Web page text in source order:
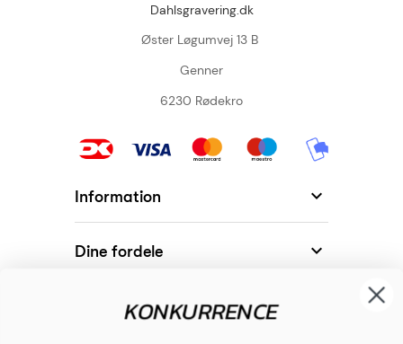
Dahlsgravering.dk
Øster Løgumvej 13 B
Genner
6230 Rødekro
Information 
Dine fordele 
ModtagerKONKURRENCE